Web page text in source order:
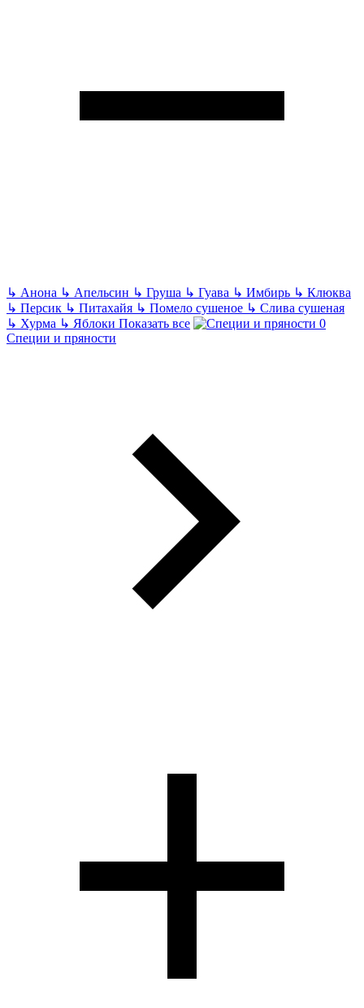
↳ Анона ↳ Апельсин ↳ Груша ↳ Гуава ↳ Имбирь ↳ Клюква
↳ Персик ↳ Питахайя ↳ Помело сушеное ↳ Слива сушеная
↳ Хурма ↳ Яблоки Показать все
Специи и пряности